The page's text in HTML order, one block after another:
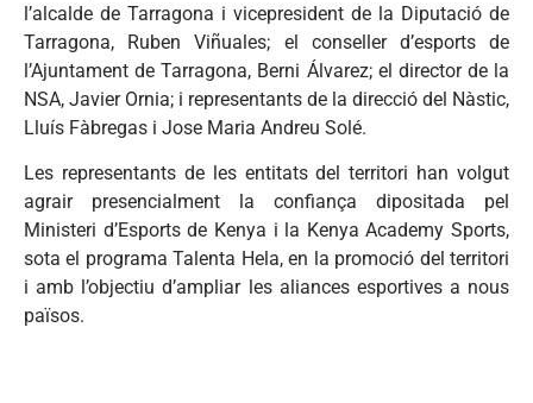
l’alcalde de Tarragona i vicepresident de la Diputació de
Tarragona, Ruben Viñuales; el conseller d’esports de
l’Ajuntament de Tarragona, Berni Álvarez; el director de la
NSA, Javier Ornia; i representants de la direcció del Nàstic,
Lluís Fàbregas i Jose Maria Andreu Solé.
Les representants de les entitats del territori han volgut
agrair presencialment la confiança dipositada pel
Ministeri d’Esports de Kenya i la Kenya Academy Sports,
sota el programa Talenta Hela, en la promoció del territori
i amb l’objectiu d’ampliar les aliances esportives a nous
països.